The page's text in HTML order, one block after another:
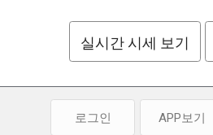
실시간 시세 보기
로그인 APP보기